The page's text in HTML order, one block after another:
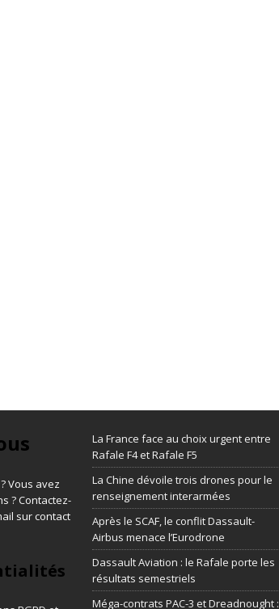
Vous avez
? Contactez-
sur contact
La France face au choix urgent entre
Rafale F4 et Rafale F5
La Chine dévoile trois drones pour le
renseignement interarmées
Après le SCAF, le conflit Dassault-
Airbus menace l’Eurodrone
Dassault Aviation : le Rafale porte les
résultats semestriels
Méga-contrats PAC-3 et Dreadnought :